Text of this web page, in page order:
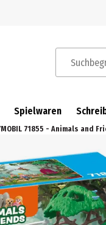
Spielwaren
71855 - Animals